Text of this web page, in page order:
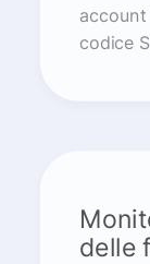
account
codice
delle